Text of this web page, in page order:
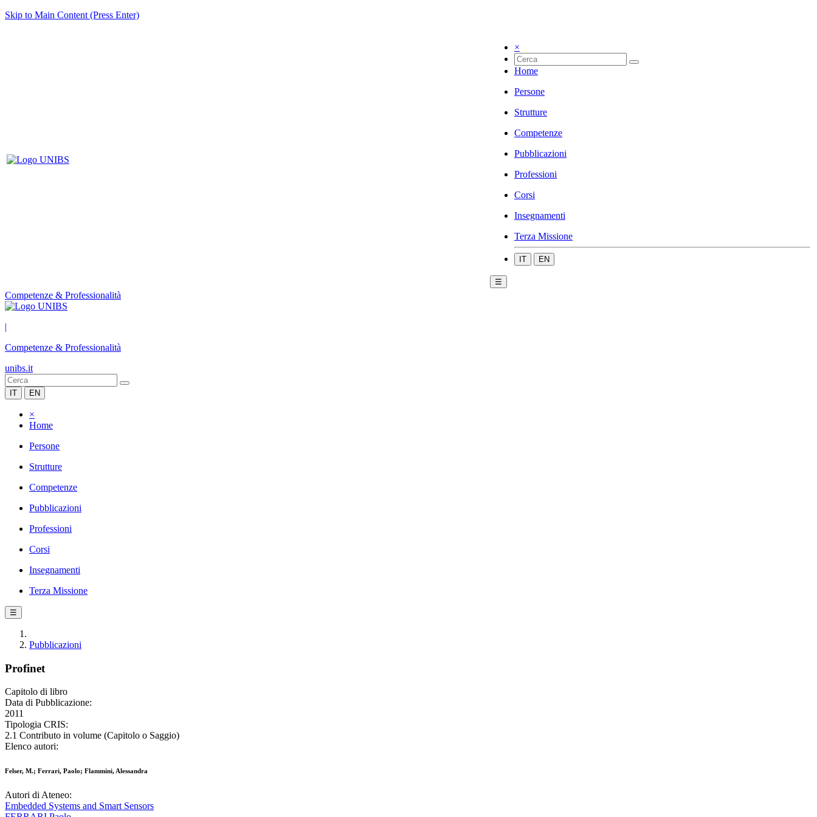
Skip to Main Content (Press Enter)
×
Home
Persone
Strutture
Competenze
Pubblicazioni
Professioni
Corsi
Insegnamenti
Terza Missione
IT EN
☰
Competenze & Professionalità
|
Competenze & Professionalità
unibs.it
IT EN
×
Home
Persone
Strutture
Competenze
Pubblicazioni
Professioni
Corsi
Insegnamenti
Terza Missione
☰
Pubblicazioni
Profinet
Capitolo di libro
Data di Pubblicazione:
2011
Tipologia CRIS:
2.1 Contributo in volume (Capitolo o Saggio)
Elenco autori:
Felser, M.; Ferrari, Paolo; Flammini, Alessandra
Autori di Ateneo:
Embedded Systems and Smart Sensors